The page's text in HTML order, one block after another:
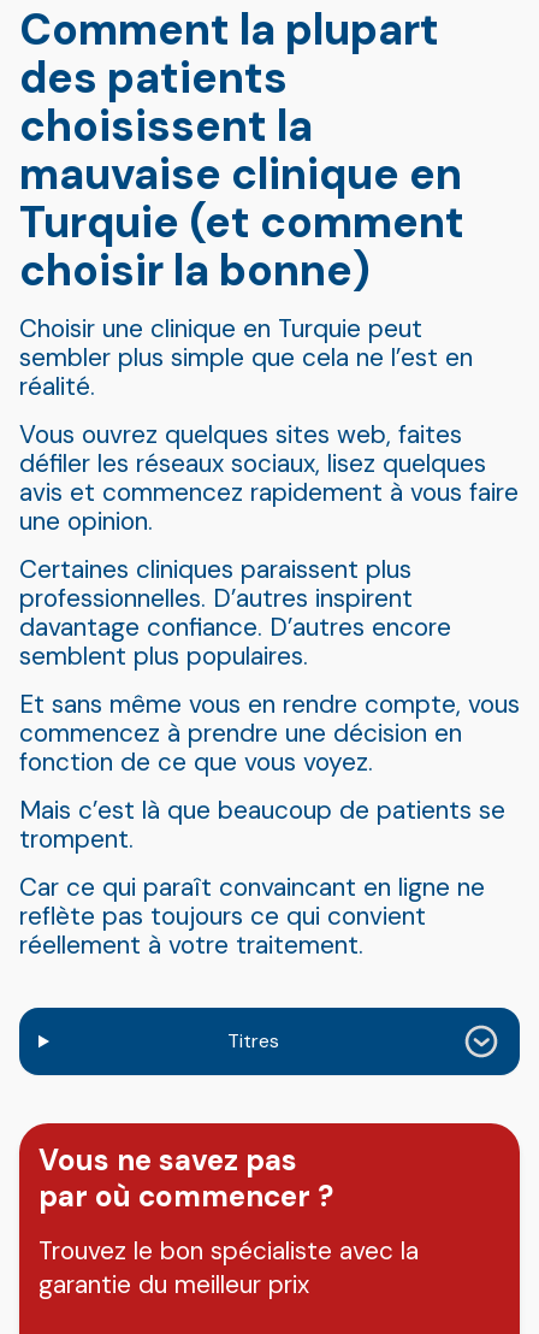
Comment la plupart
des patients
choisissent la
mauvaise clinique en
Turquie (et comment
choisir la bonne)
Choisir une clinique en Turquie peut
sembler plus simple que cela ne l’est en
réalité.
Vous ouvrez quelques sites web, faites
défiler les réseaux sociaux, lisez quelques
avis et commencez rapidement à vous faire
une opinion.
Certaines cliniques paraissent plus
professionnelles. D’autres inspirent
davantage confiance. D’autres encore
semblent plus populaires.
Et sans même vous en rendre compte, vous
commencez à prendre une décision en
fonction de ce que vous voyez.
Mais c’est là que beaucoup de patients se
trompent.
Car ce qui paraît convaincant en ligne ne
reflète pas toujours ce qui convient
réellement à votre traitement.
Titres
Vous ne savez pas
par où commencer ?
Trouvez le bon spécialiste avec la
garantie du meilleur prix